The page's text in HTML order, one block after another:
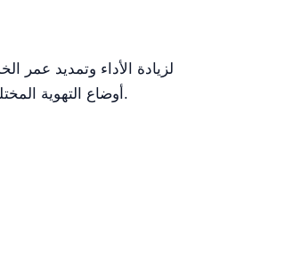
لزيادة الأداء وتمديد عمر
أوضاع التهوية المختلفة وأنظمة الإنذار. بالإضافة إلى ذلك، يُنصح بتقييم الملحقات المتوافقة استناداً إلى أكثر الإجراءات التي تُنفَّذ في المرفق الصحي.